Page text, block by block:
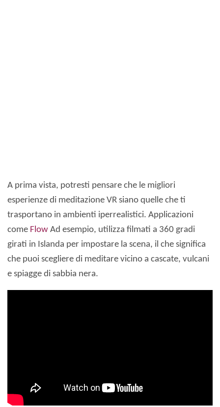
A prima vista, potresti pensare che le migliori
esperienze di meditazione VR siano quelle che ti
trasportano in ambienti iperrealistici. Applicazioni
come Flow Ad esempio, utilizza filmati a 360 gradi
girati in Islanda per impostare la scena, il che significa
che puoi scegliere di meditare vicino a cascate, vulcani
e spiagge di sabbia nera.